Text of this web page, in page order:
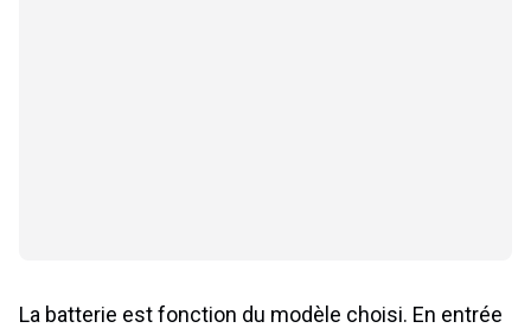
La batterie est fonction du modèle choisi. En entrée